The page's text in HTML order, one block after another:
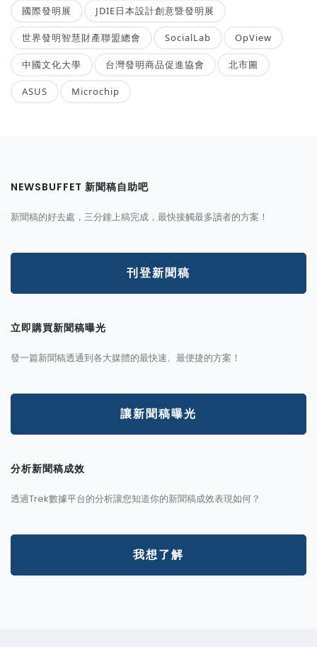
國際發明展 JDIE日本設計創意暨發明展
世界發明智慧財產聯盟總會 SocialLab OpView
中國文化大學 台灣發明商品促進協會 北市圖
ASUS Microchip
NEWSBUFFET 新聞稿自助吧
新聞稿的好去處，三分鐘上稿完成，最快接觸最多讀者的方案！
刊登新聞稿
立即購買新聞稿曝光
發一篇新聞稿透通到各大媒體的最快速、最便捷的方案！
讓新聞稿曝光
分析新聞稿成效
透過Trek數據平台的分析讓您知道你的新聞稿成效表現如何？
我想了解